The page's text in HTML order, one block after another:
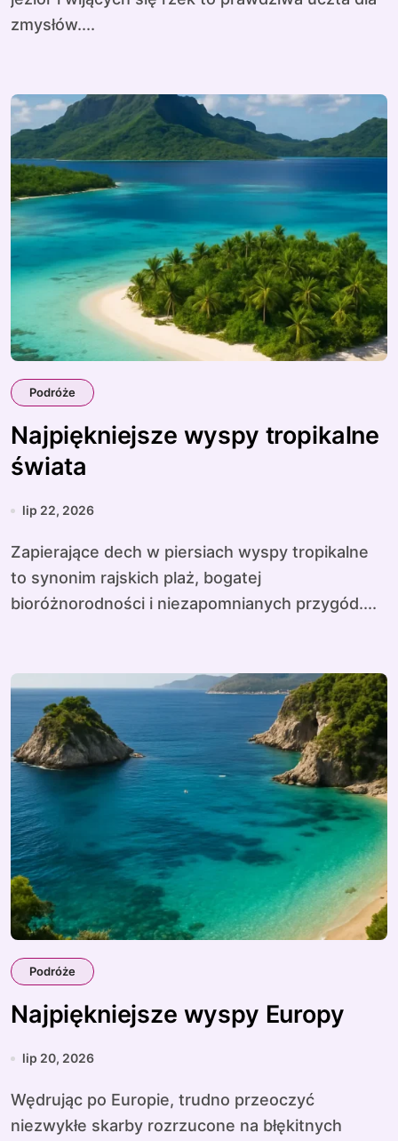
zmysłów....
Podróże
Najpiękniejsze wyspy tropikalne
świata
lip 22, 2026
Zapierające dech w piersiach wyspy tropikalne
to synonim rajskich plaż, bogatej
bioróżnorodności i niezapomnianych przygód....
Podróże
Najpiękniejsze wyspy Europy
lip 20, 2026
Wędrując po Europie, trudno przeoczyć
niezwykłe skarby rozrzucone na błękitnych